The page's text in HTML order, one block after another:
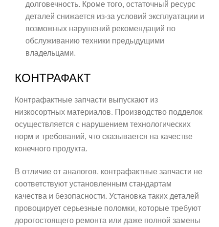
долговечность. Кроме того, остаточный ресурс
деталей снижается из-за условий эксплуатации и
возможных нарушений рекомендаций по
обслуживанию техники предыдущими
владельцами.
КОНТРАФАКТ
Контрафактные запчасти выпускают из
низкосортных материалов. Производство подделок
осуществляется с нарушением технологических
норм и требований, что сказывается на качестве
конечного продукта.
В отличие от аналогов, контрафактные запчасти не
соответствуют установленным стандартам
качества и безопасности. Установка таких деталей
провоцирует серьезные поломки, которые требуют
дорогостоящего ремонта или даже полной замены